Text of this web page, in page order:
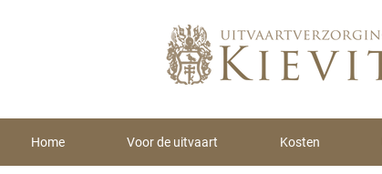
Home Voor de uitvaart Kosten